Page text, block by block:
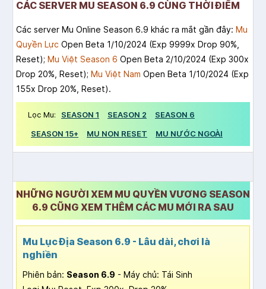
CÁC SERVER MU SEASON 6.9 CÙNG THỜI ĐIỂM
Các server Mu Online Season 6.9 khác ra mắt gần đây: Mu
Quyền Lực Open Beta 1/10/2024 (Exp 9999x Drop 90%,
Reset); Mu Việt Season 6 Open Beta 2/10/2024 (Exp 300x
Drop 20%, Reset); Mu Việt Nam Open Beta 1/10/2024 (Exp
155x Drop 20%, Reset).
Lọc Mu: SEASON 1 SEASON 2
SEASON 6
SEASON 15+
MU NON RESET MU NƯỚC NGOÀI
NHỮNG NGƯỜI XEM MU QUYỀN VƯƠNG SEASON
6.9 CŨNG XEM THÊM CÁC MU MỚI RA SAU
Mu Lục Địa Season 6.9 - Lâu dài, chơi là
nghiền
Phiên bản: Season 6.9 - Máy chủ: Tái Sinh